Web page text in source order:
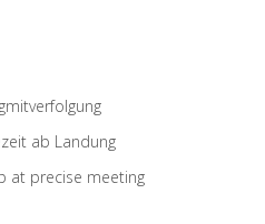
ab Landung
at precise meeting